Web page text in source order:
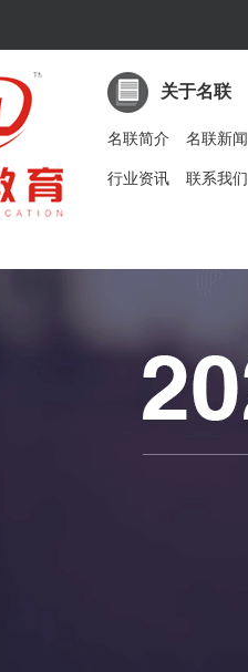
关于名联
名联简介 名联新闻
行业资讯 联系我们